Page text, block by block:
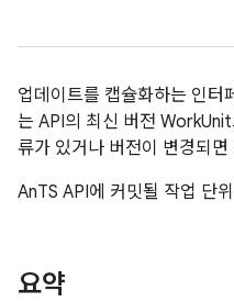
업데이트를 캡슐화하는 인
는 API의 최신 버전
류가 있거나 버전이 변경되
AnTS API에 커밋될 작업 단
요약